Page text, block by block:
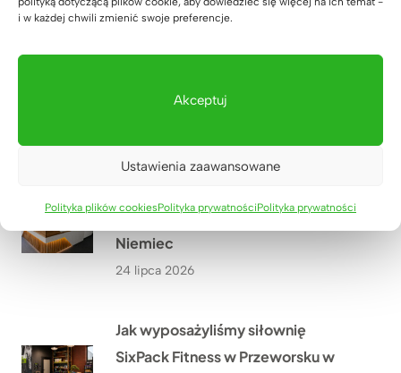
i w każdej chwili zmienić swoje preferencje.
Akceptuj
Ustawienia zaawansowane
Polityka plików cookiesPolityka prywatnościPolityka prywatności
Jak stworzyliśmy szafę biurową z
Warszawie?
LED dla firmy HÖLSCHER z
Niemiec
24 lipca 2026
Jak wyposażyliśmy siłownię
SixPack Fitness w Przeworsku w